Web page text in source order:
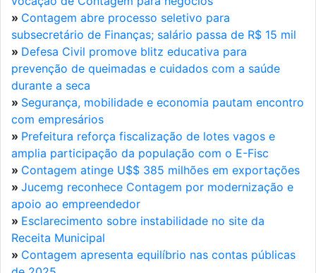
» Contagem abre processo seletivo para
subsecretário de Finanças; salário passa de R$ 15 mil
» Defesa Civil promove blitz educativa para
prevenção de queimadas e cuidados com a saúde
durante a seca
» Segurança, mobilidade e economia pautam encontro
com empresários
» Prefeitura reforça fiscalização de lotes vagos e
amplia participação da população com o E-Fisc
» Contagem atinge U$$ 385 milhões em exportações
» Jucemg reconhece Contagem por modernização e
apoio ao empreendedor
» Esclarecimento sobre instabilidade no site da
Receita Municipal
» Contagem apresenta equilíbrio nas contas públicas